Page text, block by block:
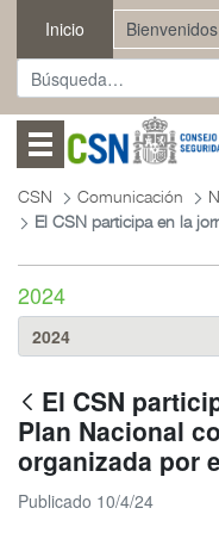
Saltar al contenido principal
Inicio
Abrir menú
CSN Comunicación
2024
El CSN
Plan Nacional
organizada por
Publicado 10/4/24